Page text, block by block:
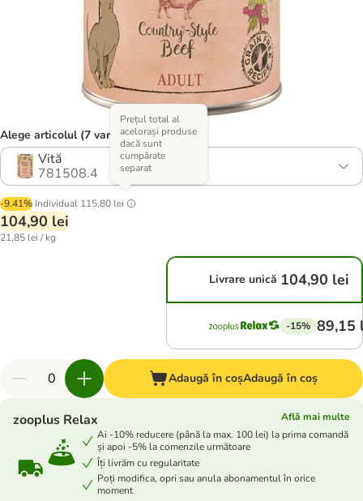
Alege articolul (7 variante)
Vită
781508.4
-9.41% Individual 115,80 lei
Prețul total al
acelorași produse
dacă sunt
cumpărate
separat
104,90 lei
21,85 lei / kg
Livrare unică 104,90 lei
-15% 89,15
Adaugă în coșAdaugă în coș
zooplus Relax
Află mai multe
Ai -10% reducere (până la max. 100 lei) la prima comandă
și apoi -5% la comenzile următoare
Îți livrăm cu regularitate
Poți modifica, opri sau anula abonamentul în orice
moment